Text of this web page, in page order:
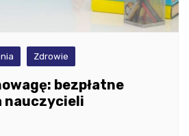
Zdrowie
bezpłatne
nauczycieli